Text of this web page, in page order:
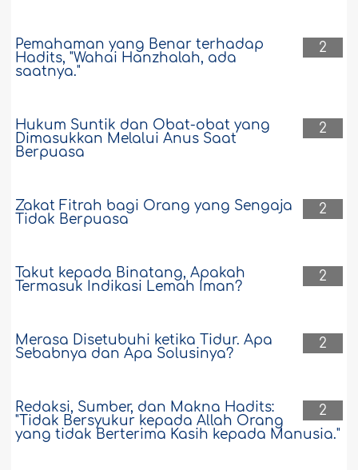
2
Pemahaman yang Benar terhadap
Hadits, "Wahai Hanzhalah, ada
saatnya."
2
Hukum Suntik dan Obat-obat yang
Dimasukkan Melalui Anus Saat
Berpuasa
2
Zakat Fitrah bagi Orang yang Sengaja
Tidak Berpuasa
2
Takut kepada Binatang, Apakah
Termasuk Indikasi Lemah Iman?
2
Merasa Disetubuhi ketika Tidur. Apa
Sebabnya dan Apa Solusinya?
2
Redaksi, Sumber, dan Makna Hadits:
"Tidak Bersyukur kepada Allah Orang
yang tidak Berterima Kasih kepada Manusia."